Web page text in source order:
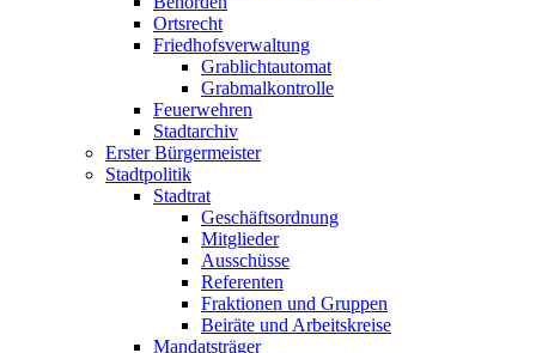
Ortsrecht
Friedhofsverwaltung
Grablichtautomat
Grabmalkontrolle
Feuerwehren
Stadtarchiv
Erster Bürgermeister
Stadtpolitik
Stadtrat
Geschäftsordnung
Mitglieder
Ausschüsse
Referenten
Fraktionen und Gruppen
Beiräte und Arbeitskreise
Mandatsträger